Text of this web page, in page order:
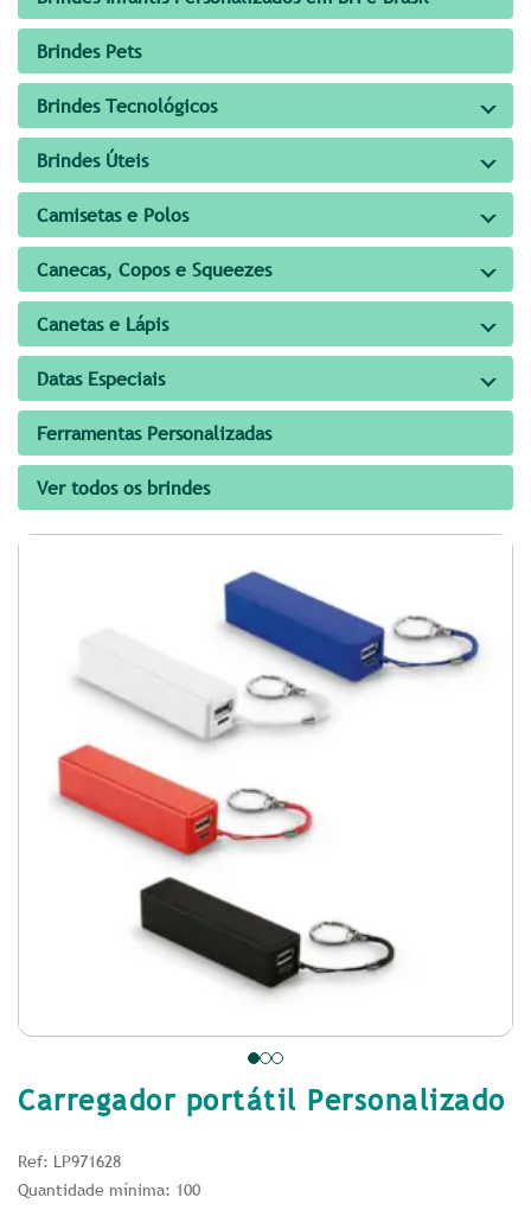
Brindes Pets
Brindes Tecnológicos
Brindes Úteis
Camisetas e Polos
Canecas, Copos e Squeezes
Canetas e Lápis
Datas Especiais
Ferramentas Personalizadas
Ver todos os brindes
Carregador portátil Personalizado
Ref: LP971628
Quantidade mínima: 100